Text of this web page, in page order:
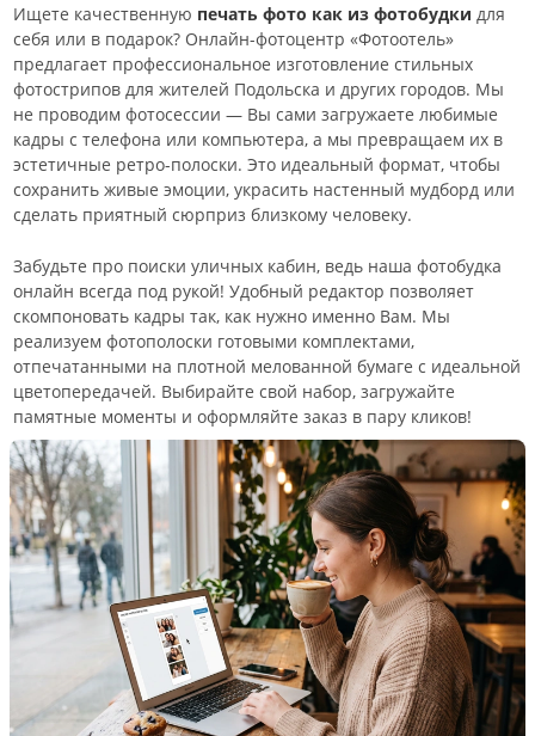
Ищете качественную печать фото как из фотобудки для
себя или в подарок? Онлайн-фотоцентр «Фотоотель»
предлагает профессиональное изготовление стильных
фотострипов для жителей Подольска и других городов. Мы
не проводим фотосессии — Вы сами загружаете любимые
кадры с телефона или компьютера, а мы превращаем их в
эстетичные ретро-полоски. Это идеальный формат, чтобы
сохранить живые эмоции, украсить настенный мудборд или
сделать приятный сюрприз близкому человеку.
Забудьте про поиски уличных кабин, ведь наша фотобудка
онлайн всегда под рукой! Удобный редактор позволяет
скомпоновать кадры так, как нужно именно Вам. Мы
реализуем фотополоски готовыми комплектами,
отпечатанными на плотной мелованной бумаге с идеальной
цветопередачей. Выбирайте свой набор, загружайте
памятные моменты и оформляйте заказ в пару кликов!